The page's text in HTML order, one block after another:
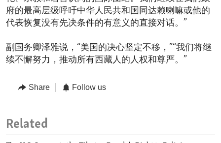
府的最高层级呼吁中华人民共和国同达赖喇嘛或他的
代表恢复没有先决条件的有意义的直接对话。”
副国务卿泽雅说，“美国的决心坚定不移，”“我们将继
续不懈努力，推动所有西藏人的人权和尊严。”
Share Follow us
Related